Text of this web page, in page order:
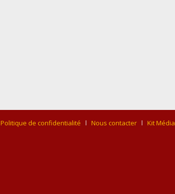
Politique de confidentialité Nous contacter Kit Média